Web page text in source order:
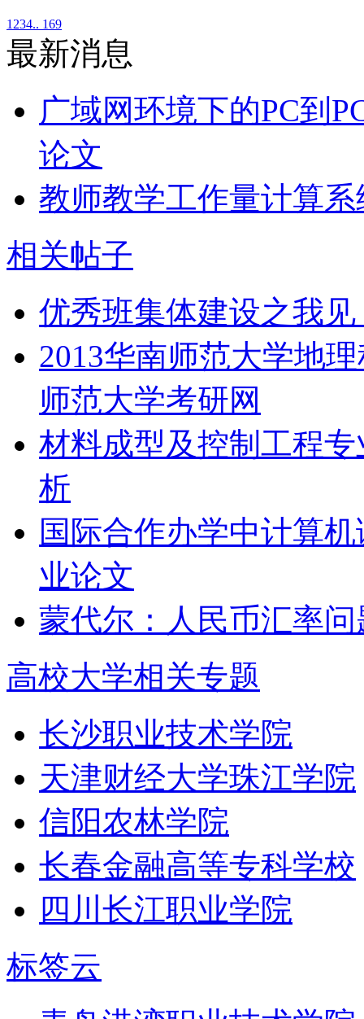
1 234.. 169
最新消息
广域网环境下的PC到
论文
教师教学工作量计算
相关帖子
优秀班集体建设之我
2013华南师范大学地
师范大学考研网
材料成型及控制工程
析
国际合作办学中计算
业论文
蒙代尔：人民币汇率
高校大学相关专题
长沙职业技术学院
天津财经大学珠江学院
信阳农林学院
长春金融高等专科学校
四川长江职业学院
标签云